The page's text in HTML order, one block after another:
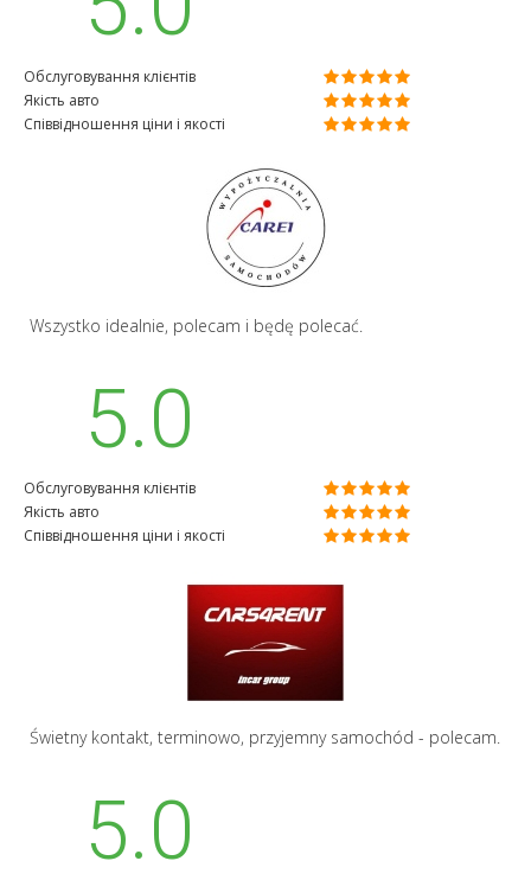
Обслуговування клієнтів
Якість авто
Співвідношення ціни і якості
Wszystko idealnie, polecam i będę polecać.
5.0
Обслуговування клієнтів
Якість авто
Співвідношення ціни і якості
Świetny kontakt, terminowo, przyjemny samochód - polecam.
5.0